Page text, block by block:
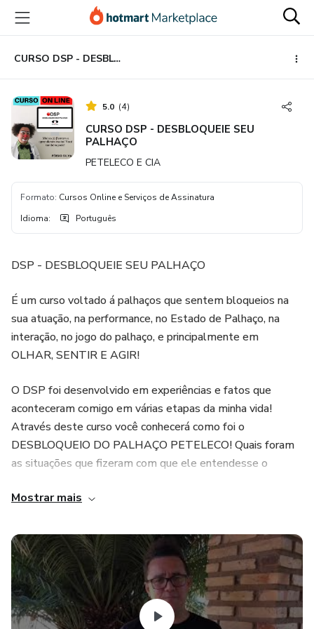
para
conteúdo
principal
para
pagamento
para
rodapé
CURSO DSP - DESBLOQUEIE SEU PALHAÇO
5.0 (4)
CURSO DSP - DESBLOQUEIE SEU
PALHAÇO
PETELECO E CIA
Formato: Cursos Online e Serviços de Assinatura
Idioma: Português
DSP - DESBLOQUEIE SEU PALHAÇO
É um curso voltado á palhaços que sentem bloqueios na
sua atuação, na performance, no Estado de Palhaço, na
interação, no jogo do palhaço, e principalmente em
OLHAR, SENTIR E AGIR!
O DSP foi desenvolvido em experiências e fatos que
aconteceram comigo em várias etapas da minha vida!
Através deste curso você conhecerá como foi o
DESBLOQUEIO DO PALHAÇO PETELECO! Quais foram
as situações que fizeram com que ele entendesse o
gerou na sua trajetória e carreira!
O ​DSP consiste em NOVE VÍDEOS + TAREFAS que o
aluno desenvolverá a cada vídeo assistido! Além das
técnicas abordadas o aluno terá tarefas a realizar que
ajudarão na compreensão do assunto abordado!
O DSP é uma forma que Pérsio Silva viu de colaborar para
Mostrar mais